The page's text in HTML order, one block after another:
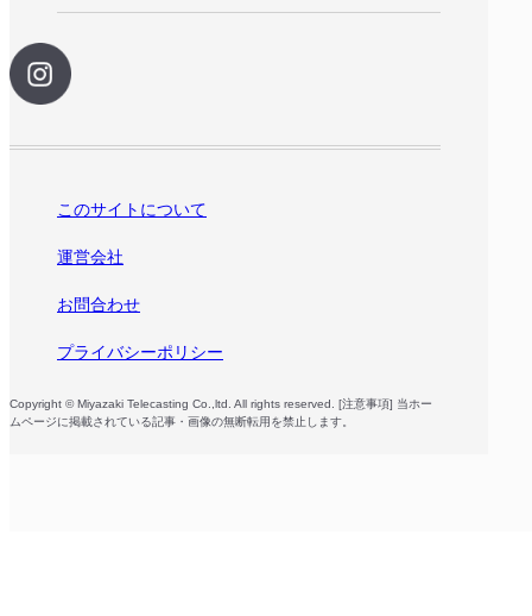
このサイトについて
運営会社
お問合わせ
プライバシーポリシー
Copyright © Miyazaki Telecasting Co.,ltd. All rights reserved. [注意事項] 当ホー
ムページに掲載されている記事・画像の無断転用を禁止します。